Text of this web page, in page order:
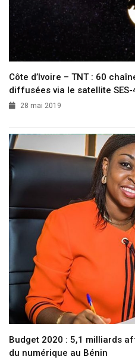
Côte d’Ivoire – TNT : 60
diffusées via le satellite SES-
28 mai 2019
Budget 2020 : 5,1 milliards
du numérique au Bénin